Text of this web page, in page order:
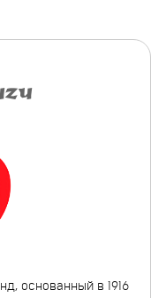
основанный в 1916